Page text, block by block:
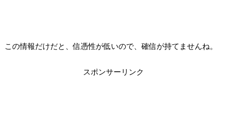
この情報だけだと、信憑性が低いので、確信が持てませんね。
スポンサーリンク